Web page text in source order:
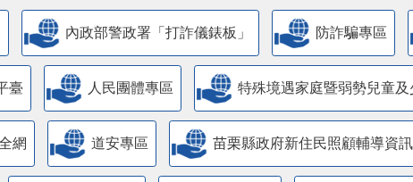
內政部警政署「打詐儀錶板」 防詐騙專區
臺 人民團體專區 特殊境遇家庭暨弱勢兒童
網 道安專區 苗栗縣政府新住民照顧輔導資